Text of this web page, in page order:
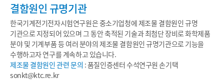
결함원인 규명기관
한국기계전기전자시험연구원은 중소기업청에 제조물 결함원인 규명
기관으로 지정되어 있으며 그 동안 축적된 기술과 최첨단 장비로 화학제품
분야 및 기계부품 등 여러 분야의 제조물 결함원인 규명기관으로 기능을
수행하고자 연구를 계속하고 있습니다.
제조물 결함원인 관련 문의 : 품질인증센터 수석연구원 손기택
sonkt@ktc.re.kr